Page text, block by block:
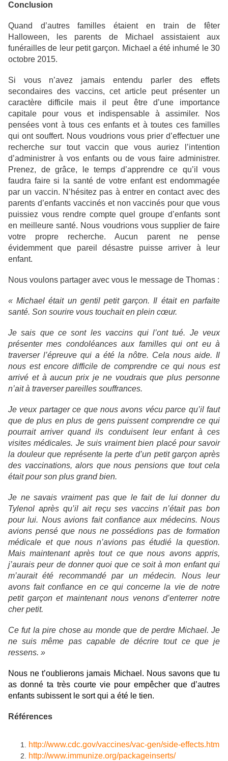
Conclusion
Quand d’autres familles étaient en train de fêter
Halloween, les parents de Michael assistaient aux
funérailles de leur petit garçon. Michael a été inhumé le 30
octobre 2015.
Si vous n’avez jamais entendu parler des effets
secondaires des vaccins, cet article peut présenter un
caractère difficile mais il peut être d’une importance
capitale pour vous et indispensable à assimiler. Nos
pensées vont à tous ces enfants et à toutes ces familles
qui ont souffert. Nous voudrions vous prier d’effectuer une
recherche sur tout vaccin que vous auriez l’intention
d’administrer à vos enfants ou de vous faire administrer.
Prenez, de grâce, le temps d’apprendre ce qu’il vous
faudra faire si la santé de votre enfant est endommagée
par un vaccin. N’hésitez pas à entrer en contact avec des
parents d’enfants vaccinés et non vaccinés pour que vous
puissiez vous rendre compte quel groupe d’enfants sont
en meilleure santé. Nous voudrions vous supplier de faire
votre propre recherche. Aucun parent ne pense
évidemment que pareil désastre puisse arriver à leur
enfant.
Nous voulons partager avec vous le message de Thomas :
« Michael était un gentil petit garçon. Il était en parfaite
santé. Son sourire vous touchait en plein cœur.
Je sais que ce sont les vaccins qui l’ont tué. Je veux
présenter mes condoléances aux familles qui ont eu à
traverser l’épreuve qui a été la nôtre. Cela nous aide. Il
nous est encore difficile de comprendre ce qui nous est
arrivé et à aucun prix je ne voudrais que plus personne
n’ait à traverser pareilles souffrances.
Je veux partager ce que nous avons vécu parce qu’il faut
que de plus en plus de gens puissent comprendre ce qui
pourrait arriver quand ils conduisent leur enfant à ces
visites médicales. Je suis vraiment bien placé pour savoir
la douleur que représente la perte d’un petit garçon après
des vaccinations, alors que nous pensions que tout cela
était pour son plus grand bien.
Je ne savais vraiment pas que le fait de lui donner du
Tylenol après qu’il ait reçu ses vaccins n’était pas bon
pour lui. Nous avions fait confiance aux médecins. Nous
avions pensé que nous ne possédions pas de formation
médicale et que nous n’avions pas étudié la question.
Mais maintenant après tout ce que nous avons appris,
j’aurais peur de donner quoi que ce soit à mon enfant qui
m’aurait été recommandé par un médecin. Nous leur
avons fait confiance en ce qui concerne la vie de notre
petit garçon et maintenant nous venons d’enterrer notre
cher petit.
Ce fut la pire chose au monde que de perdre Michael. Je
ne suis même pas capable de décrire tout ce que je
ressens. »
Nous ne t’oublierons jamais Michael. Nous savons que tu
as donné ta très courte vie pour empêcher que d’autres
enfants subissent le sort qui a été le tien.
Références
http://www.cdc.gov/vaccines/vac-gen/side-effects.htm
http://www.immunize.org/packageinserts/